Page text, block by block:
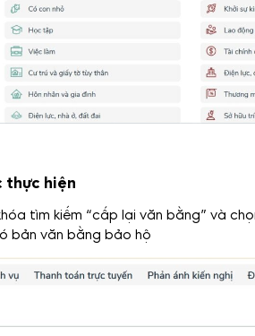
thực hiện
tìm kiếm “cấp lại văn bằng” và
bản văn bằng bảo hộ